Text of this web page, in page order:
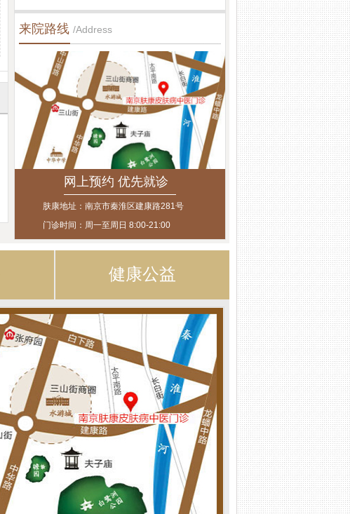
来院路线 /Address
网上预约 优先就诊
肤康地址：南京市秦淮区建康路281号
门诊时间：周一至周日 8:00-21:00
健康公益